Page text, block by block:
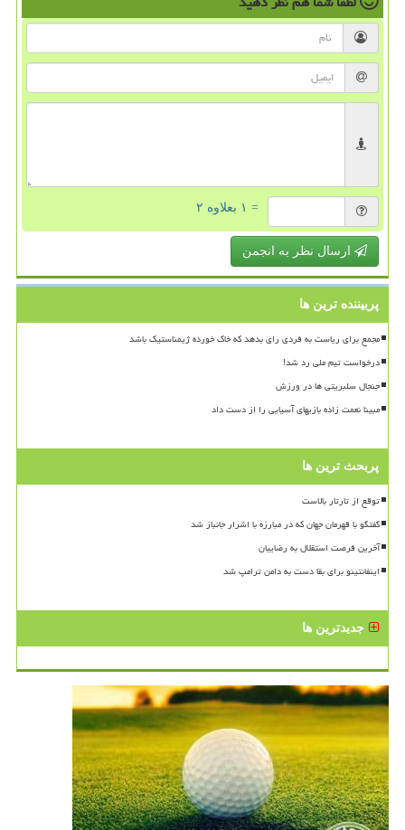
= ۱ بعلاوه ۲
ارسال نظر به انجمن
پربیننده ترین ها
مجمع برای ریاست به فردی رای بدهد که خاک خورده ژیمناستیک باشد
درخواست تیم ملی رد شد!
جنجال سلبریتی ها در ورزش
مبینا نعمت زاده بازیهای آسیایی را از دست داد
پربحث ترین ها
توقع از تارتار بالاست
گفتگو با قهرمان جهان که در مبارزه با اشرار جانباز شد
آخرین فرصت استقلال به رضاییان
اینفانتینو برای بقا دست به دامن ترامپ شد
جدیدترین ها